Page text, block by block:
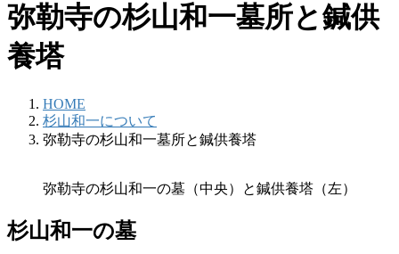
弥勒寺の杉山和一墓所と鍼供
養塔
HOME
杉山和一について
弥勒寺の杉山和一墓所と鍼供養塔
弥勒寺の杉山和一の墓（中央）と鍼供養塔（左）
杉山和一の墓